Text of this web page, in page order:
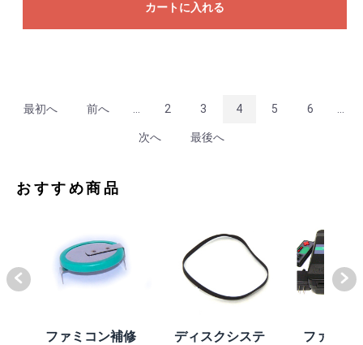
カートに入れる
最初へ 前へ 2 3 4 5 6
次へ 最後へ
おすすめ商品
ファミコン補修
ディスクシステ
ファミコ